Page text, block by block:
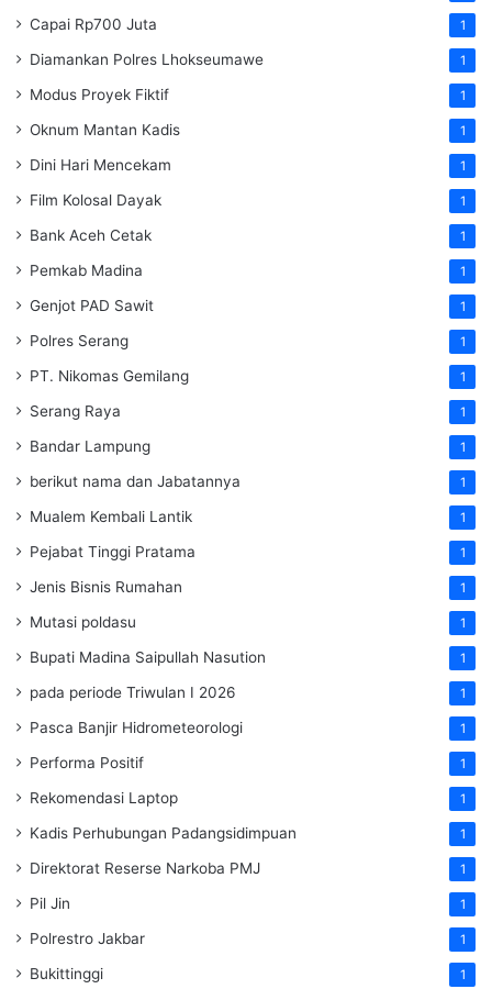
Capai Rp700 Juta 1
Diamankan Polres Lhokseumawe 1
Modus Proyek Fiktif 1
Oknum Mantan Kadis 1
Dini Hari Mencekam 1
Film Kolosal Dayak 1
Bank Aceh Cetak 1
Pemkab Madina 1
Genjot PAD Sawit 1
Polres Serang 1
PT. Nikomas Gemilang 1
Serang Raya 1
Bandar Lampung 1
berikut nama dan Jabatannya 1
Mualem Kembali Lantik 1
Pejabat Tinggi Pratama 1
Jenis Bisnis Rumahan 1
Mutasi poldasu 1
Bupati Madina Saipullah Nasution 1
pada periode Triwulan I 2026 1
Pasca Banjir Hidrometeorologi 1
Performa Positif 1
Rekomendasi Laptop 1
Kadis Perhubungan Padangsidimpuan 1
Direktorat Reserse Narkoba PMJ 1
Pil Jin 1
Polrestro Jakbar 1
Bukittinggi 1